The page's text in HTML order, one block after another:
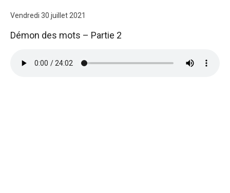
Vendredi 30 juillet 2021
Démon des mots – Partie 2